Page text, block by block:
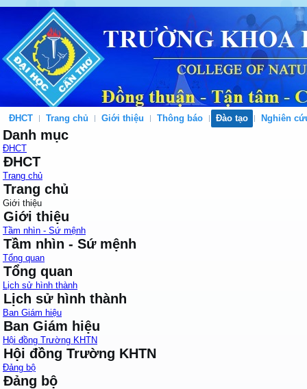
ĐHCT Trang chủ Giới thiệu Thông báo Đào tạo Nghiên
Danh mục
ĐHCT
ĐHCT
Trang chủ
Trang chủ
Giới thiệu
Giới thiệu
Tầm nhìn - Sứ mệnh
Tầm nhìn - Sứ mệnh
Tổng quan
Tổng quan
Lịch sử hình thành
Lịch sử hình thành
Ban Giám hiệu
Ban Giám hiệu
Hội đồng Trường KHTN
Hội đồng Trường KHTN
Đảng bộ
Đảng bộ